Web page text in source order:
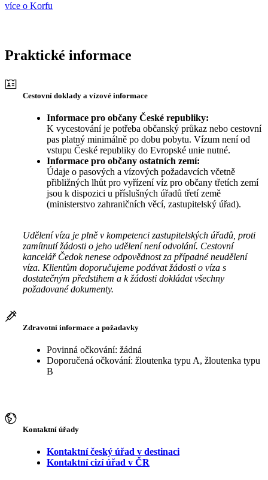
více o Korfu
Praktické informace
Cestovní doklady a vízové informace
Informace pro občany České republiky:
K vycestování je potřeba občanský průkaz nebo cestovní
pas platný minimálně po dobu pobytu. Vízum není od
vstupu České republiky do Evropské unie nutné.
Informace pro občany ostatních zemí:
Údaje o pasových a vízových požadavcích včetně
přibližných lhůt pro vyřízení víz pro občany třetích zemí
jsou k dispozici u příslušných úřadů třetí země
(ministerstvo zahraničních věcí, zastupitelský úřad).
Udělení víza je plně v kompetenci zastupitelských úřadů, proti
zamítnutí žádosti o jeho udělení není odvolání. Cestovní
kancelář Čedok nenese odpovědnost za případné neudělení
víza. Klientům doporučujeme podávat žádosti o víza s
dostatečným předstihem a k žádosti dokládat všechny
požadované dokumenty.
Zdravotní informace a požadavky
Povinná očkování: žádná
Doporučená očkování: žloutenka typu A, žloutenka typu
B
Kontaktní úřady
Kontaktní český úřad v destinaci
Kontaktní cizí úřad v ČR